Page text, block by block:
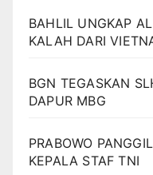
BAHLIL UNGKAP
KALAH DARI
BGN TEGASKAN
DAPUR MBG
PRABOWO
KEPALA STAF TNI